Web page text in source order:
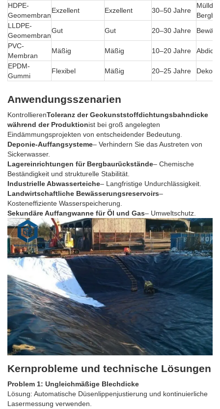
HDPE-
Geomembran
Exzellent Exzellent 30–50 Jahre
LLDPE-
Geomembran
Gut Gut 20–30 Jahre
PVC-
Membran
Mäßig Mäßig 10–20 Jahre
EPDM-
Gummi
Flexibel Mäßig 20–25 Jahre
Anwendungsszenarien
KontrollierenToleranz der Geokunststoffdichtungsbahndicke
während der Produktionist bei groß angelegten
Eindämmungsprojekten von entscheidender Bedeutung.
Deponie-Auffangsysteme– Verhindern Sie das Austreten von
Sickerwasser.
Lagereinrichtungen für Bergbaurückstände– Chemische
Beständigkeit und strukturelle Stabilität.
Industrielle Abwasserteiche– Langfristige Undurchlässigkeit.
Landwirtschaftliche Bewässerungsreservoirs–
Kosteneffiziente Wasserspeicherung.
Sekundäre Auffangwanne für Öl und Gas– Umweltschutz.
Kernprobleme und technische Lösungen
Problem 1: Ungleichmäßige Blechdicke
Lösung: Automatische Düsenlippenjustierung und kontinuierliche
Lasermessung verwenden.